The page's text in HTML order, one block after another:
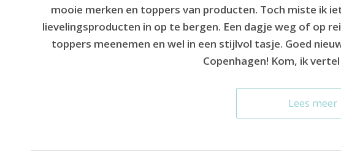
mooie merken en toppers van producten. Toch miste ik
lievelingsproducten in op te bergen. Een dagje weg of op
toppers meenemen en wel in een stijlvol tasje. Goed
Copenhagen! Kom, ik
Lees meer